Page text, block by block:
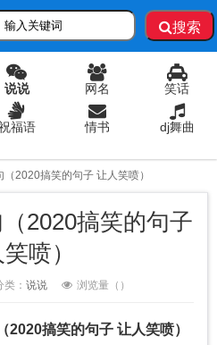
搜索
说说 网名 笑话
福语 情书 dj舞曲
2020搞笑的句子 让人笑喷）
2020搞笑的句子
喷）
类： 说说 浏览量（ ）
2020搞笑的句子 让人笑喷）